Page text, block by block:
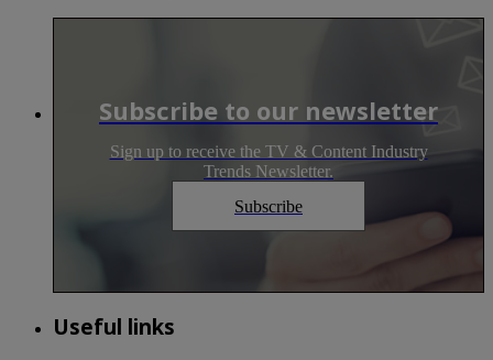
Subscribe to our newsletter
Sign up to receive the TV & Content Industry
Trends Newsletter.
Subscribe
Useful links